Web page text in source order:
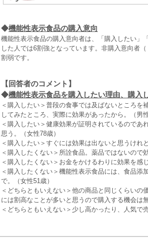
◆機能性表示食品の購入意向
機能性表示食品の購入意向者は、「購入したい」
した人では6割強となっています。非購入意向者
割弱です。
【回答者のコメント】
◆機能性表示食品を購入したい理由、購入
＜購入したい＞普段の食事では及ばないところを
してみたところ、実際に効果があったから。（男性
＜購入したい＞健康効果が証明されているのであ
思う。（女性78歳）
＜購入したい＞すぐには効果は出ないと思うけれ
＜購入したくない＞所詮食品。薬品ではないので
＜購入したくない＞お金をかけるわりに効果を感
＜購入したくない＞機能性表示食品には、食品
で。（女性51歳）
＜どちらともいえない＞他の商品と同じくらい
には割高なことが多いと思うので購入する機会は
＜どちらともいえない＞少し高かったり、人気で